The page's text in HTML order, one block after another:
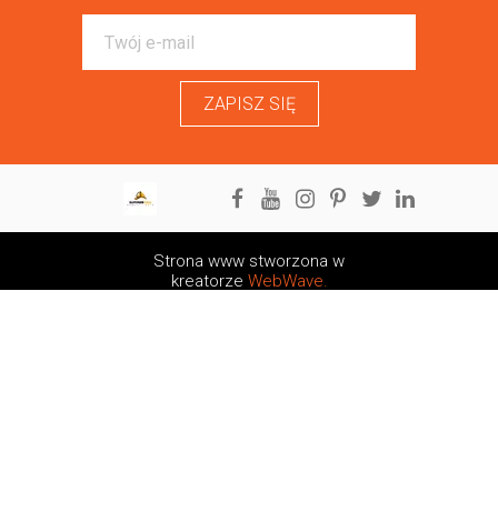
ZAPISZ SIĘ
Strona www stworzona w
kreatorze WebWave.